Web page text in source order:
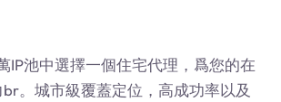
IP池中選擇一個住宅代理，爲您的在
br。城市級覆蓋定位，高成功率以及